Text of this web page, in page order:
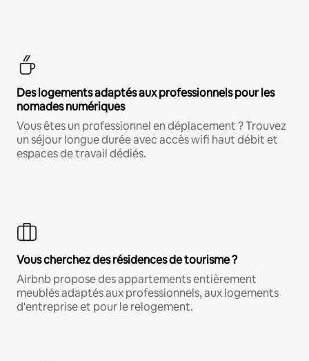
Des logements adaptés aux professionnels pour les
nomades numériques
Vous êtes un professionnel en déplacement ? Trouvez
un séjour longue durée avec accès wifi haut débit et
espaces de travail dédiés.
Vous cherchez des résidences de tourisme ?
Airbnb propose des appartements entièrement
meublés adaptés aux professionnels, aux logements
d'entreprise et pour le relogement.